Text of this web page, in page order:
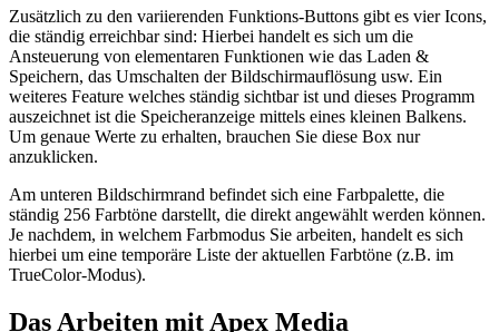
Zusätzlich zu den variierenden Funktions-Buttons gibt es vier Icons,
die ständig erreichbar sind: Hierbei handelt es sich um die
Ansteuerung von elementaren Funktionen wie das Laden &
Speichern, das Umschalten der Bildschirmauflösung usw. Ein
weiteres Feature welches ständig sichtbar ist und dieses Programm
auszeichnet ist die Speicheranzeige mittels eines kleinen Balkens.
Um genaue Werte zu erhalten, brauchen Sie diese Box nur
anzuklicken.
Am unteren Bildschirmrand befindet sich eine Farbpalette, die
ständig 256 Farbtöne darstellt, die direkt angewählt werden können.
Je nachdem, in welchem Farbmodus Sie arbeiten, handelt es sich
hierbei um eine temporäre Liste der aktuellen Farbtöne (z.B. im
TrueColor-Modus).
Das Arbeiten mit Apex Media